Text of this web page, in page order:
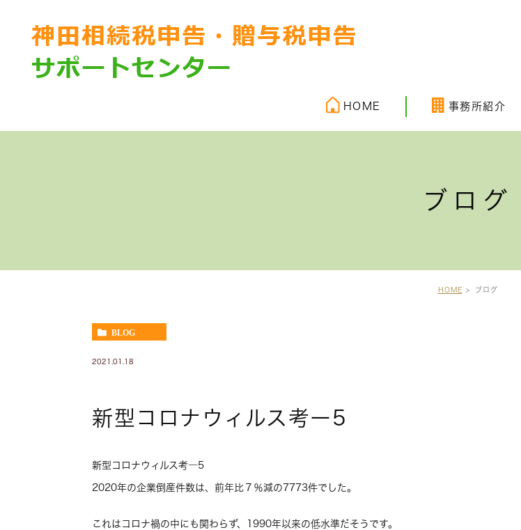
HOME 事務所紹介
事務所概要
事務所理念
ブログ
HOME ブログ
BLOG
2021.01.18
新型コロナウィルス考ー5
新型コロナウィルス考―5
2020年の企業倒産件数は、前年比７％減の7773件でした。
これはコロナ禍の中にも関わらず、1990年以来の低水準だそうです。